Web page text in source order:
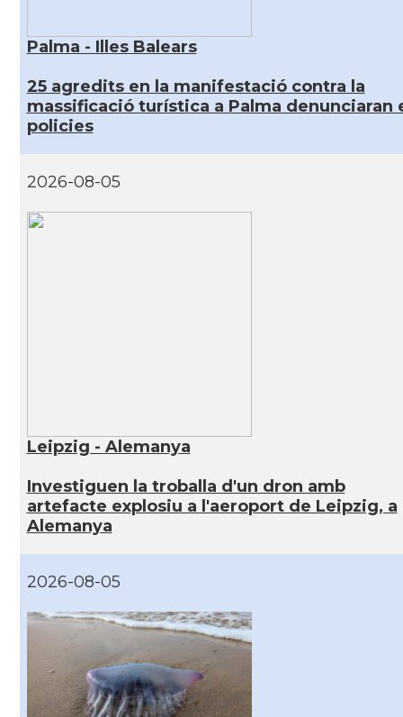
Palma - Illes Balears
25 agredits en la manifestació contra la
massificació turística a Palma denunciaran
policies
2026-08-05
Leipzig - Alemanya
Investiguen la troballa d'un dron amb
artefacte explosiu a l'aeroport de Leipzig, a
Alemanya
2026-08-05